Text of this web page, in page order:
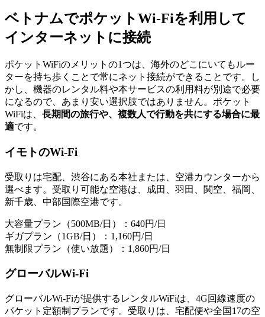
ベトナムでポケットWi-Fiを利用して
インターネットに接続
ポケットWiFiのメリットの1つは、海外のどこにいてもルー
ターを持ち歩くことで常にネット接続ができることです。し
かし、機器のレンタル料や本サービスの利用料が別途で必要
になるので、あまり安い選択肢ではありません。ポケット
WiFiは、 長期間の旅行や、複数人で行動を共にする場合に最
適です。
イモトのWi-Fi
受取りは宅配、渋谷にある本社または、空港カウンターから
選べます。受取り可能な空港は、成田、羽田、関空、福岡、
新千歳、中部国際空港です。
大容量プラン（500MB/日）：640円/日
ギガプラン（1GB/日）：1,160円/日
無制限プラン（使い放題）：1,860円/日
グローバルWi-Fi
グローバルWi-Fiが提供するレンタルWiFiは、4G回線速度の
パケット定額制プランです。受取りは、宅配便や全国17の空